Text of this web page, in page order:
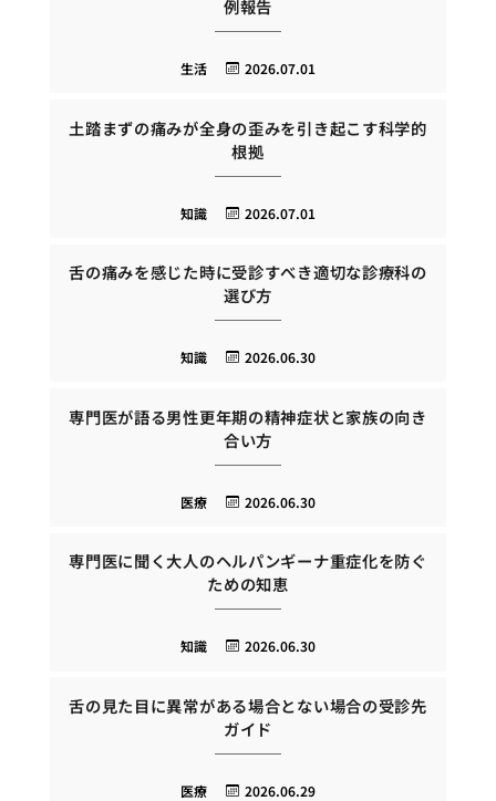
例報告
2026.07.01
生活
土踏まずの痛みが全身の歪みを引き起こす科学的
根拠
2026.07.01
知識
舌の痛みを感じた時に受診すべき適切な診療科の
選び方
2026.06.30
知識
専門医が語る男性更年期の精神症状と家族の向き
合い方
2026.06.30
医療
専門医に聞く大人のヘルパンギーナ重症化を防ぐ
ための知恵
2026.06.30
知識
舌の見た目に異常がある場合とない場合の受診先
ガイド
2026.06.29
医療